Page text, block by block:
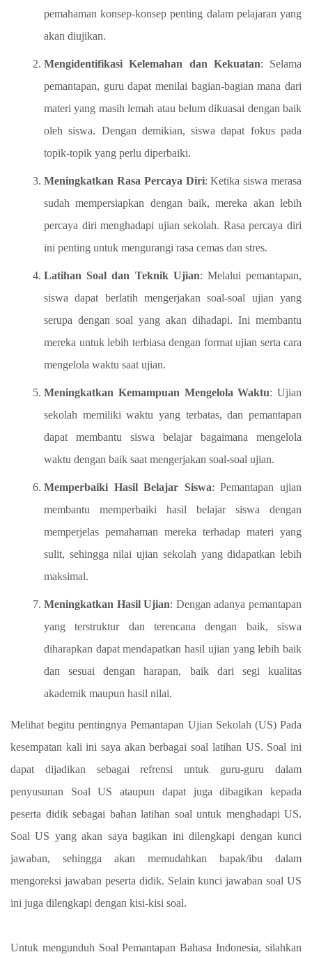
pemahaman konsep-konsep penting dalam pelajaran yang
akan diujikan.
Mengidentifikasi Kelemahan dan Kekuatan: Selama
pemantapan, guru dapat menilai bagian-bagian mana dari
materi yang masih lemah atau belum dikuasai dengan baik
oleh siswa. Dengan demikian, siswa dapat fokus pada
topik-topik yang perlu diperbaiki.
Meningkatkan Rasa Percaya Diri: Ketika siswa merasa
sudah mempersiapkan dengan baik, mereka akan lebih
percaya diri menghadapi ujian sekolah. Rasa percaya diri
ini penting untuk mengurangi rasa cemas dan stres.
Latihan Soal dan Teknik Ujian: Melalui pemantapan,
siswa dapat berlatih mengerjakan soal-soal ujian yang
serupa dengan soal yang akan dihadapi. Ini membantu
mereka untuk lebih terbiasa dengan format ujian serta cara
mengelola waktu saat ujian.
Meningkatkan Kemampuan Mengelola Waktu: Ujian
sekolah memiliki waktu yang terbatas, dan pemantapan
dapat membantu siswa belajar bagaimana mengelola
waktu dengan baik saat mengerjakan soal-soal ujian.
Memperbaiki Hasil Belajar Siswa: Pemantapan ujian
membantu memperbaiki hasil belajar siswa dengan
memperjelas pemahaman mereka terhadap materi yang
sulit, sehingga nilai ujian sekolah yang didapatkan lebih
maksimal.
Meningkatkan Hasil Ujian: Dengan adanya pemantapan
yang terstruktur dan terencana dengan baik, siswa
diharapkan dapat mendapatkan hasil ujian yang lebih baik
dan sesuai dengan harapan, baik dari segi kualitas
akademik maupun hasil nilai.
Melihat begitu pentingnya Pemantapan Ujian Sekolah (US) Pada
kesempatan kali ini saya akan berbagai soal latihan US. Soal ini
dapat dijadikan sebagai refrensi untuk guru-guru dalam
penyusunan Soal US ataupun dapat juga dibagikan kepada
peserta didik sebagai bahan latihan soal untuk menghadapi US.
Soal US yang akan saya bagikan ini dilengkapi dengan kunci
jawaban, sehingga akan memudahkan bapak/ibu dalam
mengoreksi jawaban peserta didik. Selain kunci jawaban soal US
ini juga dilengkapi dengan kisi-kisi soal.
Untuk mengunduh Soal Pemantapan Bahasa Indonesia, silahkan